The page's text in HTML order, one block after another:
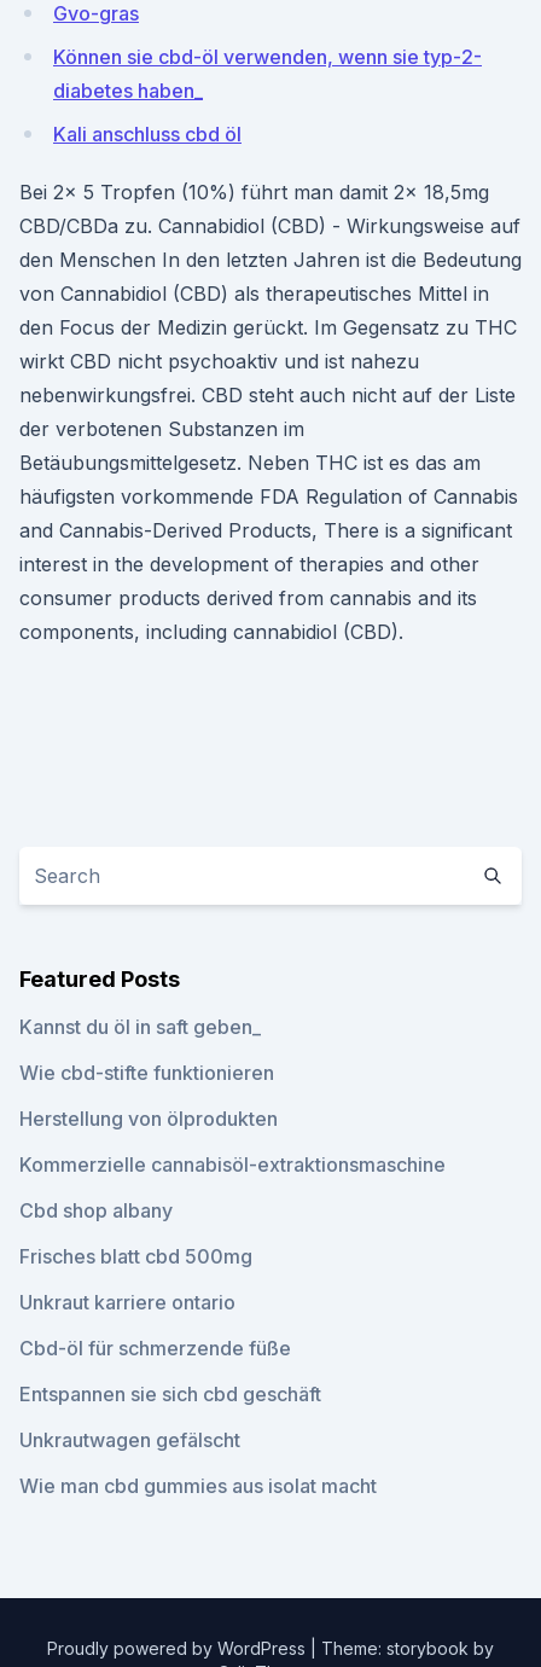
Gvo-gras
Können sie cbd-öl verwenden, wenn sie typ-2-
diabetes haben_
Kali anschluss cbd öl
Bei 2x 5 Tropfen (10%) führt man damit 2x 18,5mg
CBD/CBDa zu. Cannabidiol (CBD) - Wirkungsweise auf
den Menschen In den letzten Jahren ist die Bedeutung
von Cannabidiol (CBD) als therapeutisches Mittel in
den Focus der Medizin gerückt. Im Gegensatz zu THC
wirkt CBD nicht psychoaktiv und ist nahezu
nebenwirkungsfrei. CBD steht auch nicht auf der Liste
der verbotenen Substanzen im
Betäubungsmittelgesetz. Neben THC ist es das am
häufigsten vorkommende FDA Regulation of Cannabis
and Cannabis-Derived Products, There is a significant
interest in the development of therapies and other
consumer products derived from cannabis and its
components, including cannabidiol (CBD).
Featured Posts
Kannst du öl in saft geben_
Wie cbd-stifte funktionieren
Herstellung von ölprodukten
Kommerzielle cannabisöl-extraktionsmaschine
Cbd shop albany
Frisches blatt cbd 500mg
Unkraut karriere ontario
Cbd-öl für schmerzende füße
Entspannen sie sich cbd geschäft
Unkrautwagen gefälscht
Wie man cbd gummies aus isolat macht
Proudly powered by WordPress
Theme: storybook by